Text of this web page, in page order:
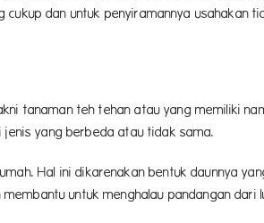
dan untuk penyiramannya usahakan
tanaman teh tehan atau yang memiliki
yang berbeda atau tidak sama.
Hal ini dikarenakan bentuk daunnya
untuk menghalau pandangan dari